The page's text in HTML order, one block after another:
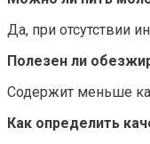
Да, при отсутствии
Полезен ли
Содержит меньше
Как определить